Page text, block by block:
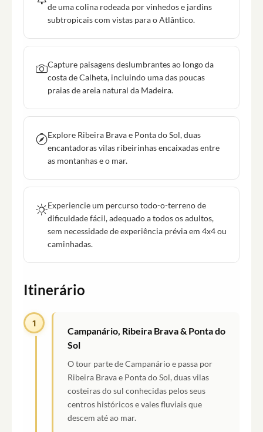
de uma colina rodeada por vinhedos e jardins
subtropicais com vistas para o Atlântico.
Capture paisagens deslumbrantes ao longo da
costa de Calheta, incluindo uma das poucas
praias de areia natural da Madeira.
Explore Ribeira Brava e Ponta do Sol, duas
encantadoras vilas ribeirinhas encaixadas entre
as montanhas e o mar.
Experiencie um percurso todo-o-terreno de
dificuldade fácil, adequado a todos os adultos,
sem necessidade de experiência prévia em 4x4 ou
caminhadas.
Itinerário
1
Campanário, Ribeira Brava & Ponta do
Sol
O tour parte de Campanário e passa por
Ribeira Brava e Ponta do Sol, duas vilas
costeiras do sul conhecidas pelos seus
centros históricos e vales fluviais que
descem até ao mar.